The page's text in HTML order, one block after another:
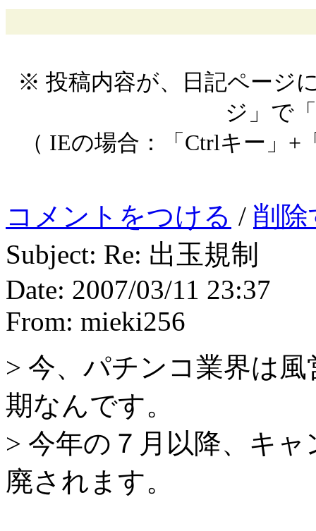
※ 投稿内容が、日記ページ
ジ」で
（ IEの場合：「Ctrlキー」
コメントをつける / 削
Subject: Re: 出玉規制
Date: 2007/03/11 23:37
From: mieki256
> 今、パチンコ業界は
期なんです。
> 今年の７月以降、キ
廃されます。